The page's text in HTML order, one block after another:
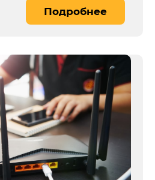
Подробнее